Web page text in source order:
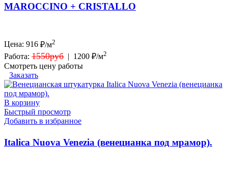
MAROCCINO + CRISTALLO
Цена: 916 ₽/м2
Работа: 1550руб | 1200 ₽/м2
Смотреть цену работы
Заказать
В корзину
Быстрый просмотр
Добавить в избранное
Italica Nuova Venezia (венецианка под мрамор).